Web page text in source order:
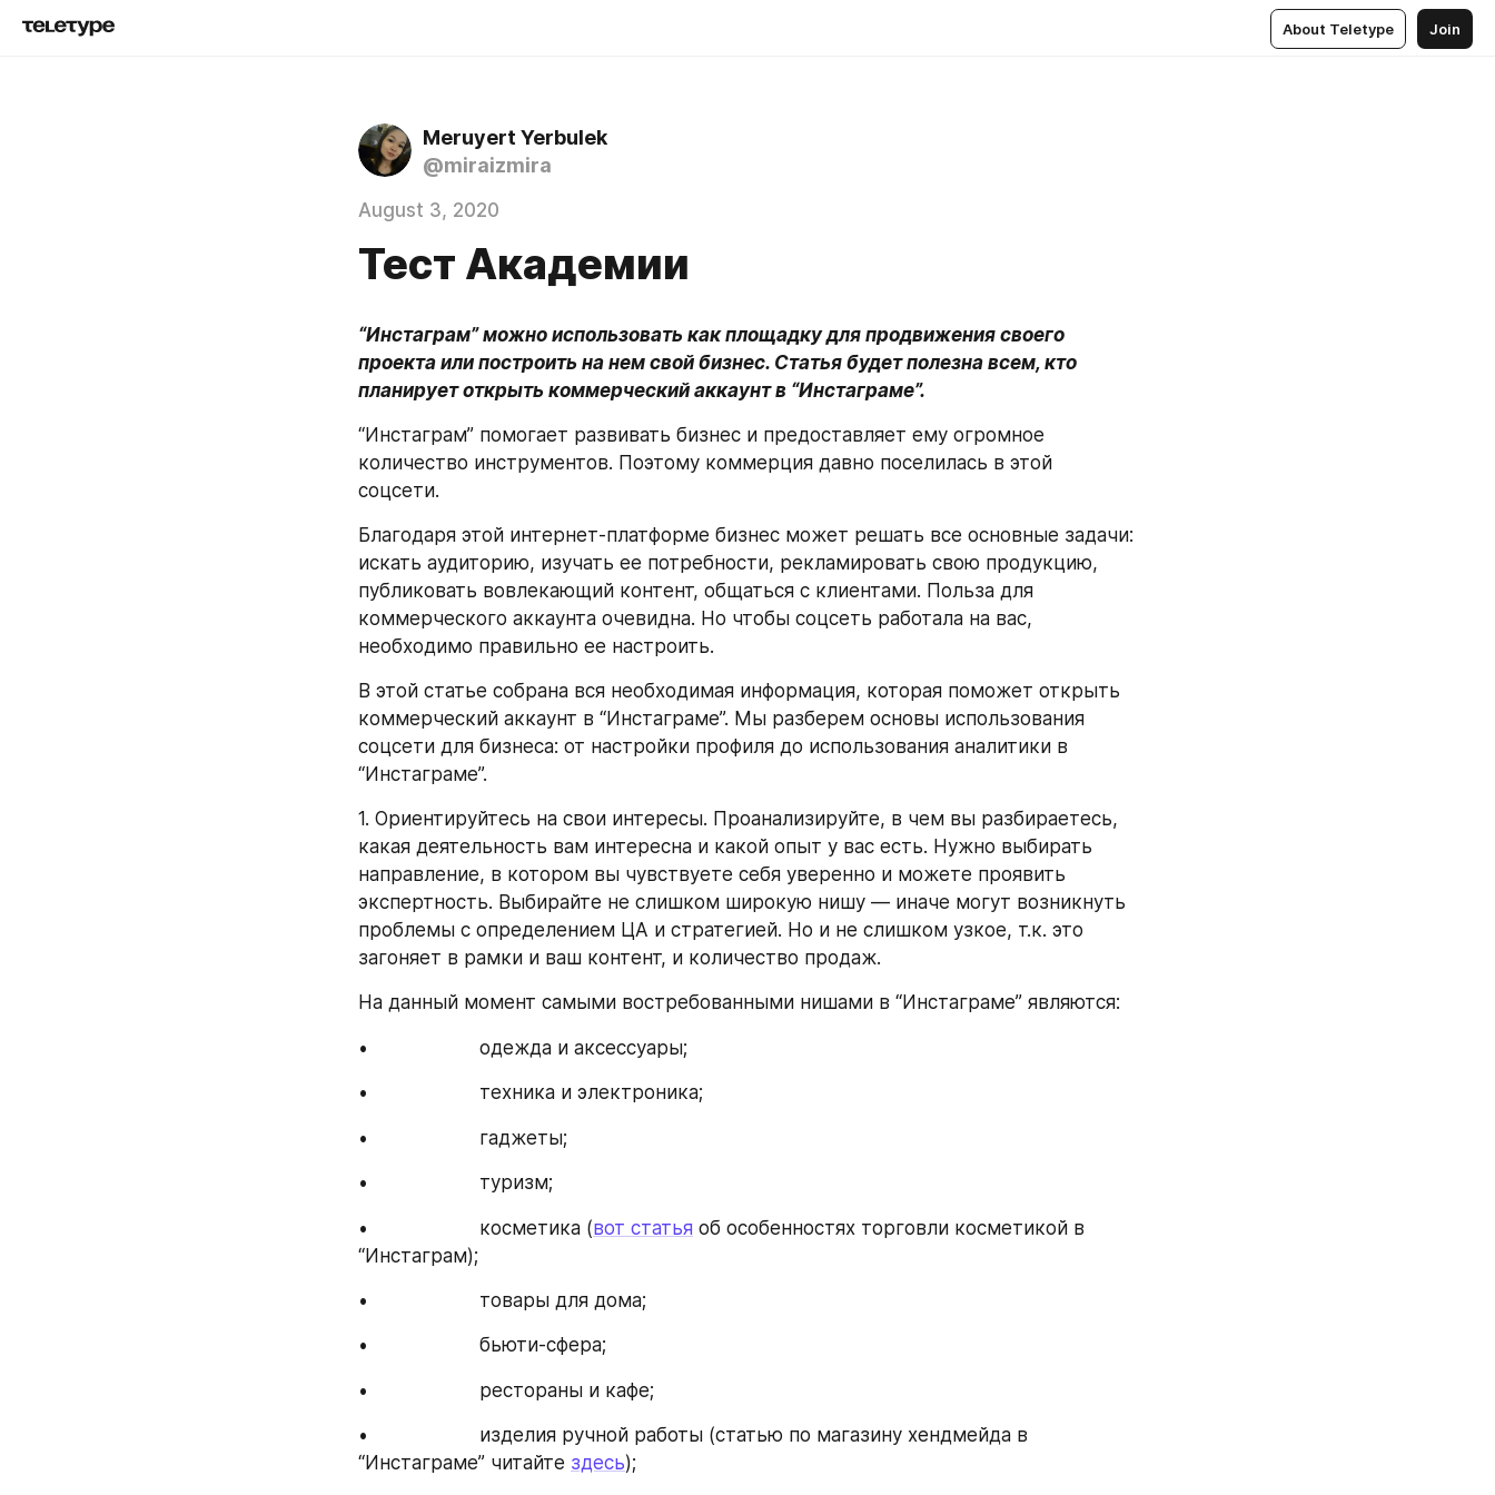
About Teletype Join
Meruyert Yerbulek
@miraizmira
August 3, 2020
Тест Академии
“Инстаграм” можно использовать как площадку для продвижения своего
проекта или построить на нем свой бизнес. Статья будет полезна всем, кто
планирует открыть коммерческий аккаунт в “Инстаграме”.
“Инстаграм” помогает развивать бизнес и предоставляет ему огромное
количество инструментов. Поэтому коммерция давно поселилась в этой
соцсети.
Благодаря этой интернет-платформе бизнес может решать все основные задачи:
искать аудиторию, изучать ее потребности, рекламировать свою продукцию,
публиковать вовлекающий контент, общаться с клиентами. Польза для
коммерческого аккаунта очевидна. Но чтобы соцсеть работала на вас,
необходимо правильно ее настроить.
В этой статье собрана вся необходимая информация, которая поможет открыть
коммерческий аккаунт в “Инстаграме”. Мы разберем основы использования
соцсети для бизнеса: от настройки профиля до использования аналитики в
“Инстаграме”.
1. Ориентируйтесь на свои интересы. Проанализируйте, в чем вы разбираетесь,
какая деятельность вам интересна и какой опыт у вас есть. Нужно выбирать
направление, в котором вы чувствуете себя уверенно и можете проявить
экспертность. Выбирайте не слишком широкую нишу — иначе могут возникнуть
проблемы с определением ЦА и стратегией. Но и не слишком узкое, т.к. это
загоняет в рамки и ваш контент, и количество продаж.
На данный момент самыми востребованными нишами в “Инстаграме” являются:
•                    одежда и аксессуары;
•                    техника и электроника;
•                    гаджеты;
•                    туризм;
•                    косметика (вот статья об особенностях торговли косметикой в
“Инстаграм);
•                    товары для дома;
•                    бьюти-сфера;
•                    рестораны и кафе;
•                    изделия ручной работы (статью по магазину хендмейда в
“Инстаграме” читайте здесь);